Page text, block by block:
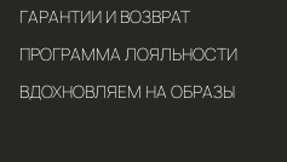
ГАРАНТИИ И ВОЗВРАТ
ПРОГРАММА ЛОЯЛЬНОСТИ
ВДОХНОВЛЯЕМ НА ОБРАЗЫ